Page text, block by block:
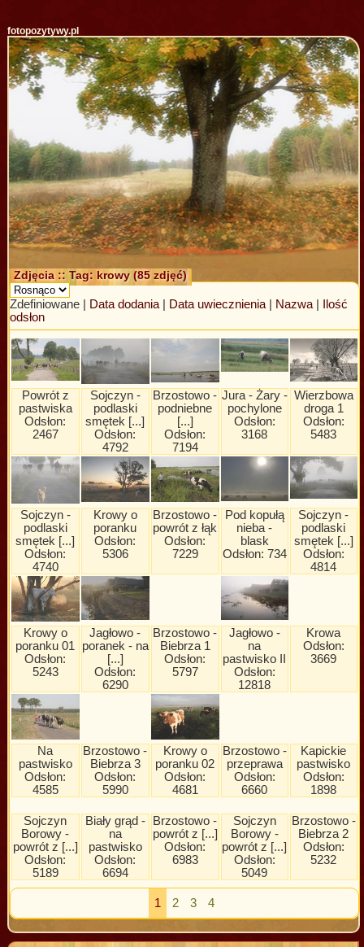
fotopozytywy.pl
Zdjęcia :: Tag: krowy (85 zdjęć)
Zdefiniowane | Data dodania| Data uwiecznienia| Nazwa|
Ilość
odsłon
Powrót z
pastwiska
Odsłon:
2467
Sojczyn -
podlaski
smętek [...]
Odsłon:
4792
Brzostowo -
podniebne
[...]
Odsłon:
7194
Jura - Żary -
pochylone
Odsłon:
3168
Wierzbowa
droga 1
Odsłon:
5483
Sojczyn -
podlaski
smętek [...]
Odsłon:
4740
Krowy o
poranku
Odsłon:
5306
Brzostowo -
powrót z łąk
Odsłon:
7229
Pod kopułą
nieba -
blask
Odsłon: 734
Sojczyn -
podlaski
smętek [...]
Odsłon:
4814
Krowy o
poranku 01
Odsłon:
5243
Jagłowo -
poranek - na
[...]
Odsłon:
6290
Brzostowo -
Biebrza 1
Odsłon:
5797
Jagłowo -
na
pastwisko II
Odsłon:
12818
Krowa
Odsłon:
3669
Na
pastwisko
Odsłon:
4585
Brzostowo -
Biebrza 3
Odsłon:
5990
Krowy o
poranku 02
Odsłon:
4681
Brzostowo -
przeprawa
Odsłon:
6660
Kapickie
pastwisko
Odsłon:
1898
Sojczyn
Borowy -
powrót z [...]
Odsłon:
5189
Biały grąd -
na
pastwisko
Odsłon:
6694
Brzostowo -
powrót z [...]
Odsłon:
6983
Sojczyn
Borowy -
powrót z [...]
Odsłon:
5049
Brzostowo -
Biebrza 2
Odsłon:
5232
1 2 3 4